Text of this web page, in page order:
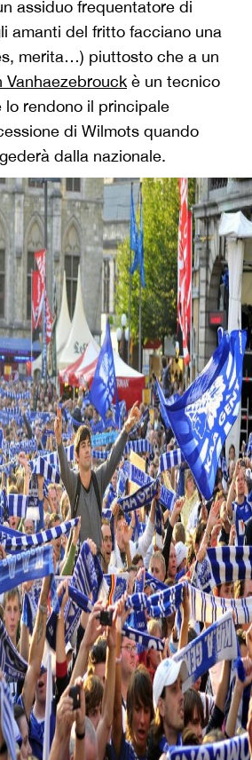
assiduo frequentatore di
amanti del fritto facciano una
merita…) piuttosto che a un
Vanhaezebrouck è un tecnico
lo rendono il principale
di Wilmots quando
dalla nazionale.